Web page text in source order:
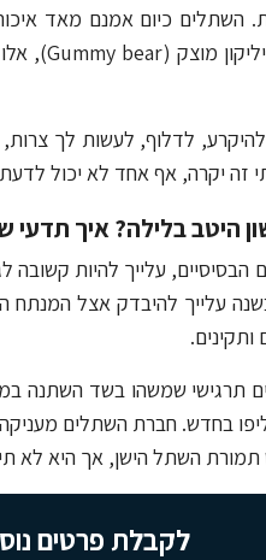
השתלים כיום אמנם מאד
לדלוף, לעשות לך צרות,
זה יקרה, אף אחד לא יכול
היטב בלילה? איך
עלייך להיות קשובה
עלייך להיבדק אצל המנתח
תרגישי שמשהו בשד השתנה
בחדש. חברת השתלים
השתל הישן, אך היא לא
לקבלת פרטים